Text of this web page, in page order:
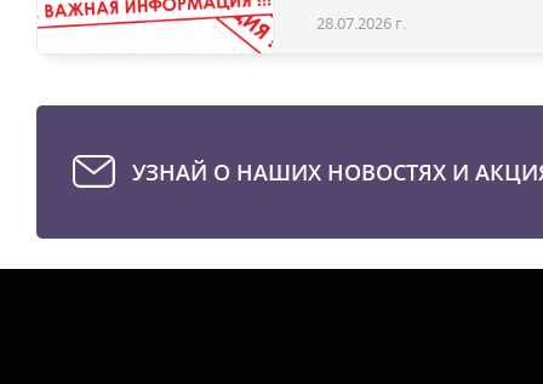
28.07.2026 г.
УЗНАЙ О НАШИХ НОВОСТЯХ И